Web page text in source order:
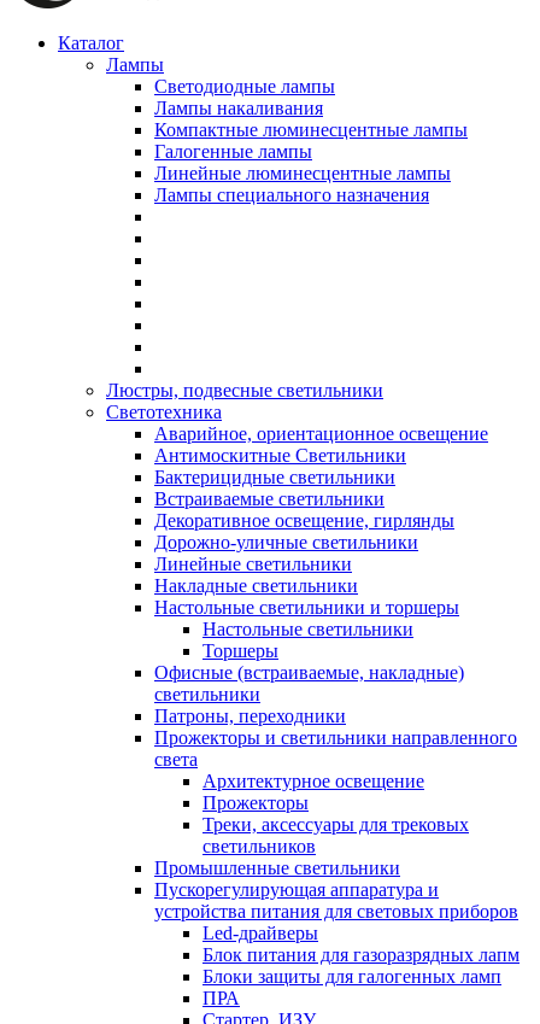
Каталог
Лампы
Светодиодные лампы
Лампы накаливания
Компактные люминесцентные лампы
Галогенные лампы
Линейные люминесцентные лампы
Лампы специального назначения
Люстры, подвесные светильники
Светотехника
Аварийное, ориентационное освещение
Антимоскитные Светильники
Бактерицидные светильники
Встраиваемые светильники
Декоративное освещение, гирлянды
Дорожно-уличные светильники
Линейные светильники
Накладные светильники
Настольные светильники и торшеры
Настольные светильники
Торшеры
Офисные (встраиваемые, накладные)
светильники
Патроны, переходники
Прожекторы и светильники направленного
света
Архитектурное освещение
Прожекторы
Треки, аксессуары для трековых
светильников
Промышленные светильники
Пускорегулирующая аппаратура и
устройства питания для световых приборов
Led-драйверы
Блок питания для газоразрядных лапм
Блоки защиты для галогенных ламп
ПРА
Стартер, ИЗУ